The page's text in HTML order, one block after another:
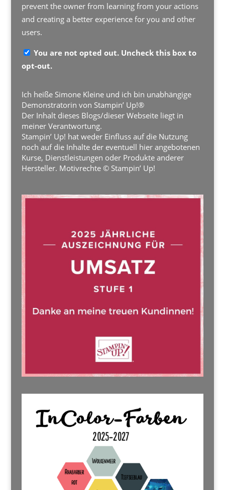
prevent the owner from learning from your actions
and creating a better experience for you and other
users.
You are not opted out. Uncheck this box to
opt-out.
Ich heiße Simone Kleine und ich bin unabhängige
Demonstratorin von Stampin’ Up!®
Der Inhalt dieses Blogs/dieser Webseite liegt in
meiner Verantwortung.
Stampin’ Up! hat weder Einfluss auf die Nutzung
noch auf die Inhalte der eventuell hier angebotenen
Kurse, Dienstleistungen oder Produkte anderer
Hersteller. Motivrechte © Stampin’ Up!